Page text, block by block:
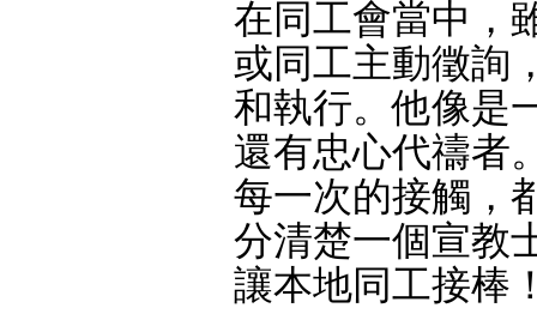
在同工會當中，
或同工主動徵詢
和執行。他像是
還有忠心代禱者
每一次的接觸，
分清楚一個宣教
讓本地同工接棒